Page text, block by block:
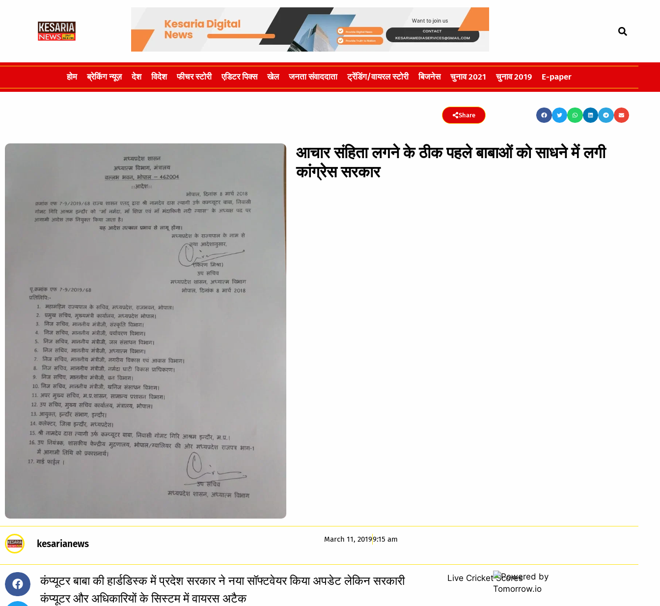
होम ब्रेकिंग न्यूज़ देश विदेश फीचर स्टोरी एडिटर पिक्स खेल जनता संवाददाता ट्रेंडिंग/वायरल स्टोरी बिजनेस चुनाव 2021 चुनाव 2019 E-paper
Share
आचार संहिता लगने के ठीक पहले बाबाओं को साधने में लगी
कांग्रेस सरकार
kesarianews March 11, 20199:15 am
कंप्यूटर बाबा की हार्डडिस्क में प्रदेश सरकार ने नया सॉफ्टवेयर किया अपडेट लेकिन सरकारी
कंप्यूटर और अधिकारियों के सिस्टम में वायरस अटैक
Live Cricket Scores